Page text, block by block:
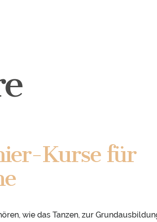
Kurse für
wie das Tanzen, zur